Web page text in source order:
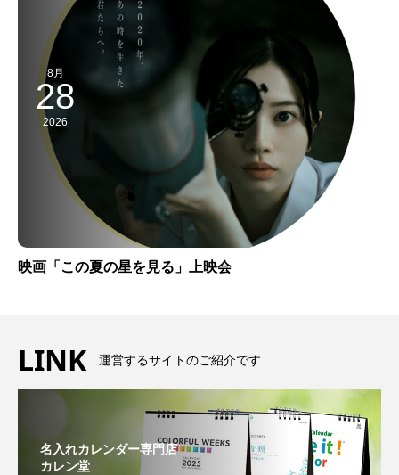
8月
28
2026
映画「この夏の星を見る」上映会
LINK 運営するサイトのご紹介です
名入れカレンダー専門店
カレン堂